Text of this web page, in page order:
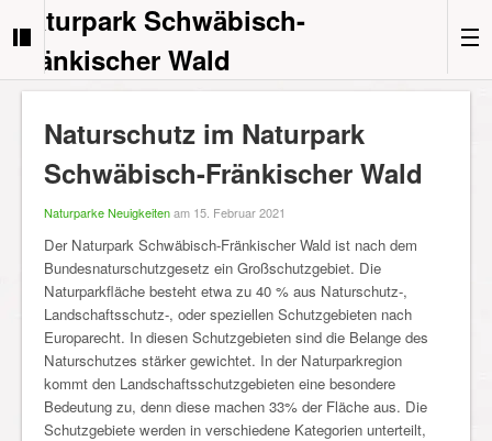
Naturpark Schwäbisch-
Fränkischer Wald
Naturschutz im Naturpark
Schwäbisch-Fränkischer Wald
Naturparke Neuigkeitenam 15. Februar 2021
Der Naturpark Schwäbisch-Fränkischer Wald ist nach dem
Bundesnaturschutzgesetz ein Großschutzgebiet. Die
Naturparkfläche besteht etwa zu 40 % aus Naturschutz-,
Landschaftsschutz-, oder speziellen Schutzgebieten nach
Europarecht. In diesen Schutzgebieten sind die Belange des
Naturschutzes stärker gewichtet. In der Naturparkregion
kommt den Landschaftsschutzgebieten eine besondere
Bedeutung zu, denn diese machen 33% der Fläche aus. Die
Schutzgebiete werden in verschiedene Kategorien unterteilt,